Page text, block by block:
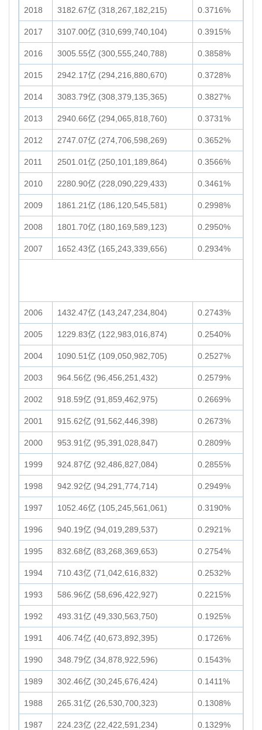
2018 3182.67亿 (318,267,182,215) 0.3716%
2017 3107.00亿 (310,699,740,104) 0.3915%
2016 3005.55亿 (300,555,240,788) 0.3858%
2015 2942.17亿 (294,216,880,670) 0.3728%
2014 3083.79亿 (308,379,135,365) 0.3827%
2013 2940.66亿 (294,065,818,760) 0.3731%
2012 2747.07亿 (274,706,598,269) 0.3652%
2011 2501.01亿 (250,101,189,864) 0.3566%
2010 2280.90亿 (228,090,229,433) 0.3461%
2009 1861.21亿 (186,120,545,581) 0.2998%
2008 1801.70亿 (180,169,589,123) 0.2950%
2007 1652.43亿 (165,243,339,656) 0.2934%
2006 1432.47亿 (143,247,234,804) 0.2743%
2005 1229.83亿 (122,983,016,874) 0.2540%
2004 1090.51亿 (109,050,982,705) 0.2527%
2003 964.56亿 (96,456,251,432) 0.2579%
2002 918.59亿 (91,859,462,975) 0.2669%
2001 915.62亿 (91,562,446,398) 0.2673%
2000 953.91亿 (95,391,028,847) 0.2809%
1999 924.87亿 (92,486,827,084) 0.2855%
1998 942.92亿 (94,291,774,714) 0.2949%
1997 1052.46亿 (105,245,561,061) 0.3190%
1996 940.19亿 (94,019,289,537) 0.2921%
1995 832.68亿 (83,268,369,653) 0.2754%
1994 710.43亿 (71,042,616,832) 0.2532%
1993 586.96亿 (58,696,422,927) 0.2215%
1992 493.31亿 (49,330,563,750) 0.1925%
1991 406.74亿 (40,673,892,395) 0.1726%
1990 348.79亿 (34,878,922,596) 0.1543%
1989 302.46亿 (30,245,676,424) 0.1411%
1988 265.31亿 (26,530,700,323) 0.1308%
1987 224.23亿 (22,422,591,234) 0.1329%